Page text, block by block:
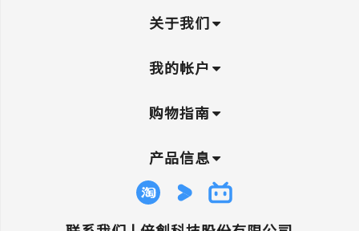
关于我们
我的帐户
购物指南
产品信息